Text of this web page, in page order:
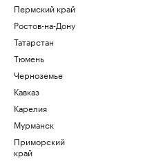
Пермский край
Ростов-на-Дону
Татарстан
Тюмень
Черноземье
Кавказ
Карелия
Мурманск
Приморский
край